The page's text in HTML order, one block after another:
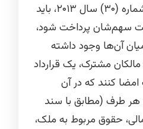
مصوبه شورای اجرایی شماره (۳۰) سال ۲۰۱۳، باید
سهم‌شان پرداخت شود،
آن‌ها وجود داشته
مشترک، یک قرارداد
کنند که در آن
طرف (مطابق با سند
حقوق مربوط به ملک،